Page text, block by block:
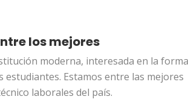
los mejores
moderna, interesada en la
estudiantes. Estamos entre las mejores
laborales del país.